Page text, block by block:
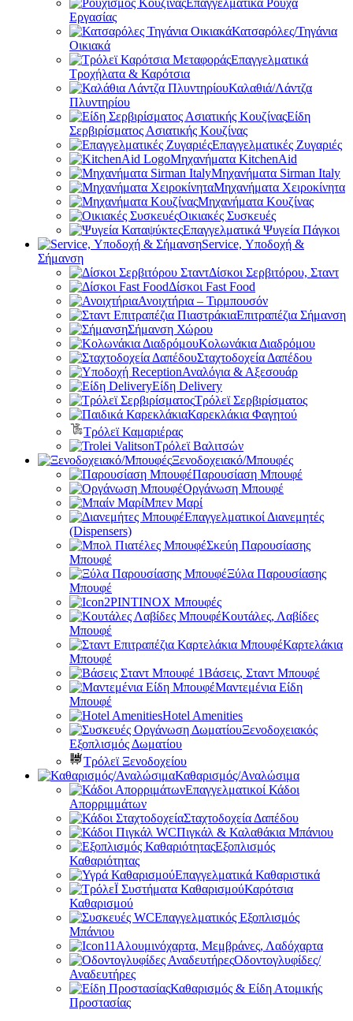
Επαγγελματικά Ρούχα
Εργασίας
Κατσαρόλες/Τηγάνια
Οικιακά
Επαγγελματικά
Τροχήλατα & Καρότσια
Καλαθιά/Λάντζα
Πλυντηρίου
Είδη
Σερβιρίσματος Ασιατικής Κουζίνας
Επαγγελματικές Ζυγαριές
Μηχανήματα KitchenAid
Μηχανήματα Sirman Italy
Μηχανήματα Χειροκίνητα
Μηχανήματα Κουζίνας
Οικιακές Συσκευές
Επαγγελματικά Ψυγεία Πάγκοι
Service, Υποδοχή &
Σήμανση
Δίσκοι Σερβιτόρου, Σταντ
Δίσκοι Fast Food
Ανοιχτήρια – Τιρμπουσόν
Επιτραπέζια Σήμανση
Σήμανση Χώρου
Κολωνάκια Διαδρόμου
Σταχτοδοχεία Δαπέδου
Αναλόγια & Αξεσουάρ
Είδη Delivery
Τρόλεϊ Σερβιρίσματος
Καρεκλάκια Φαγητού
Τρόλεϊ Καμαριέρας
Τρόλεϊ Βαλιτσών
Ξενοδοχειακό/Μπουφές
Παρουσίαση Μπουφέ
Οργάνωση Μπουφέ
Μπεν Μαρί
Επαγγελματικοί Διανεμητές
(Dispensers)
Σκεύη Παρουσίασης
Μπουφέ
Ξύλα Παρουσίασης
Μπουφέ
PINTINOX Μπουφές
Κουτάλες, Λαβίδες
Μπουφέ
Καρτελάκια
Μπουφέ
Βάσεις, Σταντ Μπουφέ
Μαντεμένια Είδη
Μπουφέ
Hotel Amenities
Ξενοδοχειακός
Εξοπλισμός Δωματίου
Τρόλεϊ Ξενοδοχείου
Καθαρισμός/Αναλώσιμα
Επαγγελματικοί Κάδοι
Απορριμμάτων
Σταχτοδοχεία Δαπέδου
Πιγκάλ & Καλαθάκια Μπάνιου
Εξοπλισμός
Καθαριότητας
Επαγγελματικά Καθαριστικά
Καρότσια
Καθαρισμού
Επαγγελματικός Εξοπλισμός
Μπάνιου
Αλουμινόχαρτα, Μεμβράνες, Λαδόχαρτα
Οδοντογλυφίδες/
Αναδευτήρες
Καθαρισμός & Είδη Ατομικής
Προστασίας